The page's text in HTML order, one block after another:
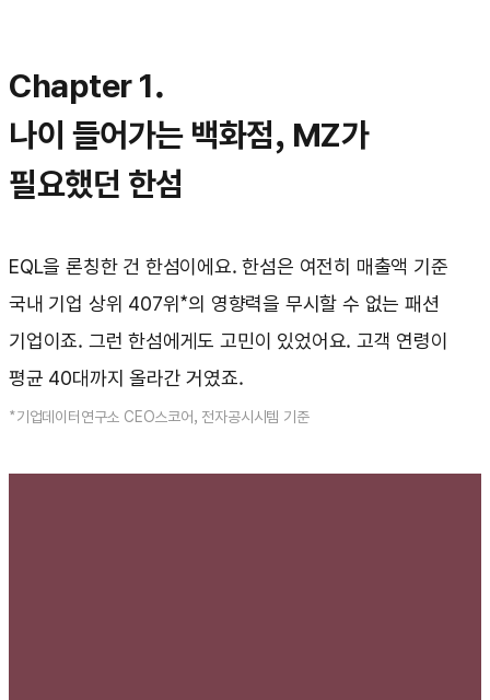
Chapter 1.
나이 들어가는 백화점, MZ가
필요했던 한섬
EQL을 론칭한 건 한섬이에요. 한섬은 여전히 매출액 기준
국내 기업 상위 407위*의 영향력을 무시할 수 없는 패션
기업이죠. 그런 한섬에게도 고민이 있었어요. 고객 연령이
평균 40대까지 올라간 거였죠.
*기업데이터연구소 CEO스코어, 전자공시시템 기준